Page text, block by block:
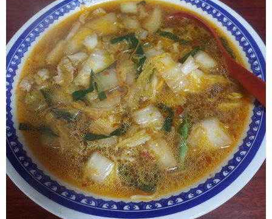
>
メディアポリシー
RECRUITサイト